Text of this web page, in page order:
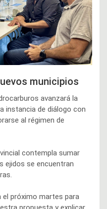
municipios
avanzará la
instancia de diálogo con
al régimen de
contempla sumar
ejidos se encuentran
el próximo martes para